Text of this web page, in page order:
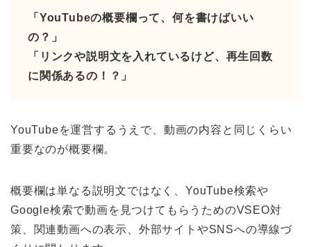
「YouTubeの概要欄って、何を書けばいい
の？」
「リンクや説明文を入れているけど、再生回数
に関係あるの！？」
YouTubeを運営するうえで、動画の内容と同じくらい
重要なのが概要欄。
概要欄は単なる説明文ではなく、YouTube検索や
Google検索で動画を見つけてもらうためのVSEO対
策、関連動画への表示、外部サイトやSNSへの導線づ